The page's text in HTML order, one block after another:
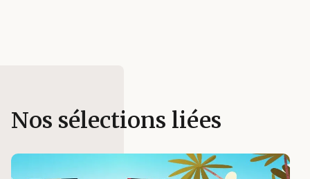
Nos sélections liées